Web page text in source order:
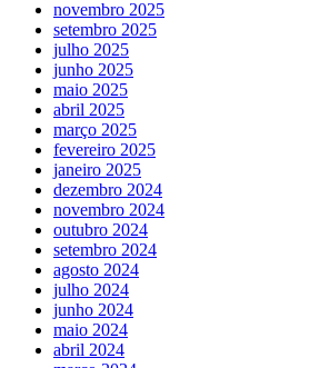
novembro 2025
setembro 2025
julho 2025
junho 2025
maio 2025
abril 2025
março 2025
fevereiro 2025
janeiro 2025
dezembro 2024
novembro 2024
outubro 2024
setembro 2024
agosto 2024
julho 2024
junho 2024
maio 2024
abril 2024